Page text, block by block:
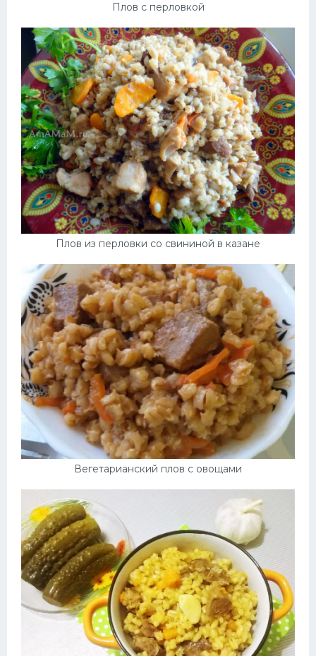
Плов с перловкой
Плов из перловки со свининой в казане
Вегетарианский плов с овощами